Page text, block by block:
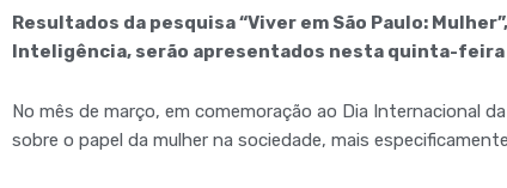
Resultados da pesquisa “Viver em São Paulo:
Inteligência, serão apresentados nesta quinta-
No mês de março, em comemoração ao Dia Internacional
sobre o papel da mulher na sociedade, mais